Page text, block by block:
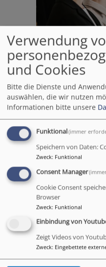
Verwendung
und Cookies
Bitte die Dienste und
auswählen, die wir nutzen
Informationen bitte unsere
Funktional(immer
Speichern von Daten:
Zweck: Funktional
Consent Manager
Cookie Consent
Browser
Zweck: Funktional
Einbindung von
Zeigt Videos von
Zweck: Eingebettete